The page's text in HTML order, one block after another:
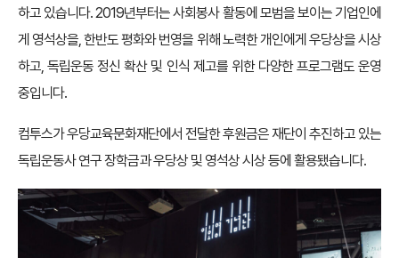
하고 있습니다. 2019년부터는 사회봉사 활동에 모범을 보이는 기업인에
게 영석상을, 한반도 평화와 번영을 위해 노력한 개인에게 우당상을 시상
하고, 독립운동 정신 확산 및 인식 제고를 위한 다양한 프로그램도 운영
중입니다.
컴투스가 우당교육문화재단에서 전달한 후원금은 재단이 추진하고 있는
독립운동사 연구 장학금과 우당상 및 영석상 시상 등에 활용됐습니다.